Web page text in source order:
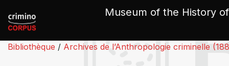
Museum of the History
Bibliothèque / Archives de l’Anthropologie criminelle
Cookies management panel